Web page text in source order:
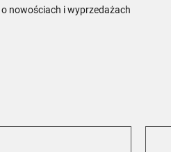
nowościach i wyprzedażach